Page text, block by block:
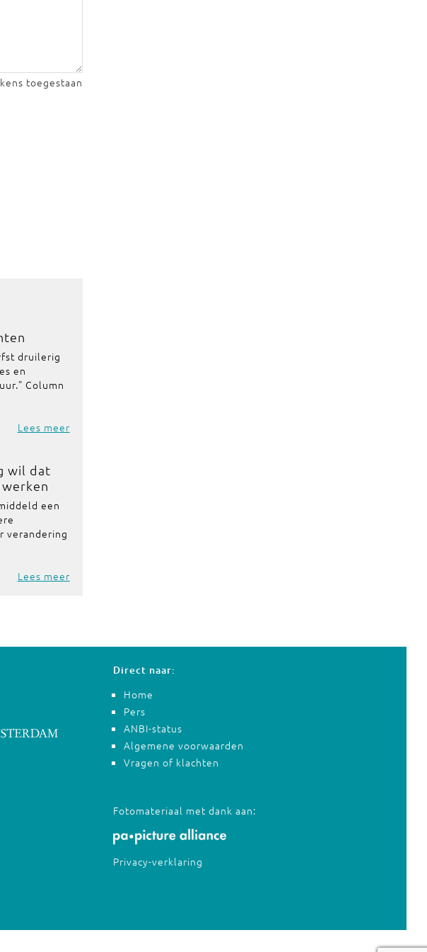
toegestaan
druilerig
en
Column
Lees meer
wil dat
een
verandering
Lees meer
Direct naar:
Home
Pers
ANBI-status
Algemene voorwaarden
Vragen of klachten
Fotomateriaal met dank aan:
Privacy-verklaring